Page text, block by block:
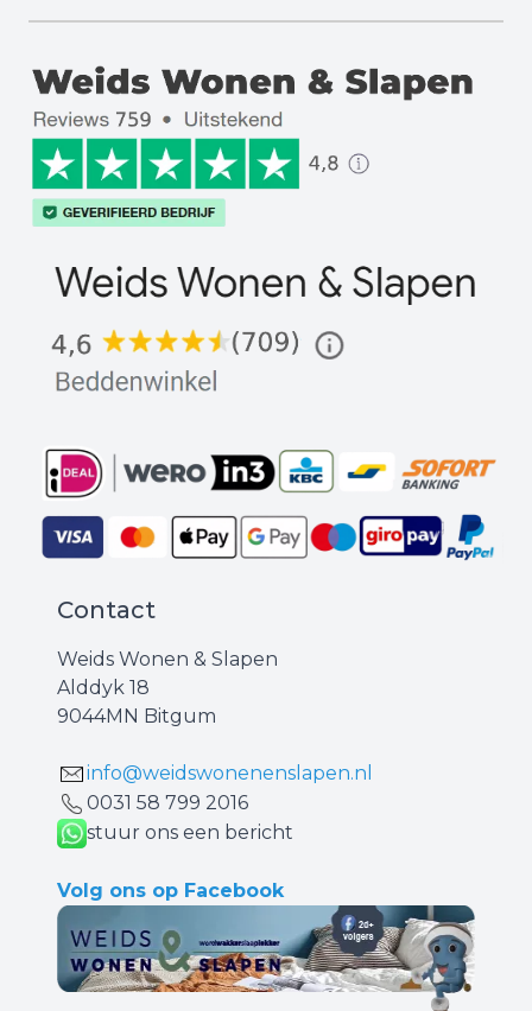
Contact
Weids Wonen & Slapen
Alddyk 18
9044MN Bitgum
info@weidswonenenslapen.nl
0031 ‪58 799 2016‬
stuur ons een bericht
Volg ons op Facebook